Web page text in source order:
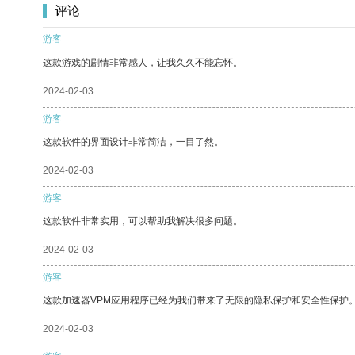
评论
游客
这款游戏的剧情非常感人，让我久久不能忘怀。
2024-02-03
游客
这款软件的界面设计非常简洁，一目了然。
2024-02-03
游客
这款软件非常实用，可以帮助我解决很多问题。
2024-02-03
游客
这款加速器VPM应用程序已经为我们带来了无限的隐私保护和安全性保护
2024-02-03